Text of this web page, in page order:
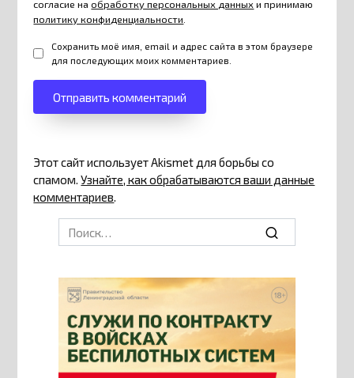
согласие наобработку персональных данных и принимаю
политику конфиденциальности
Сохранить моё имя, email и адрес сайта в этом браузере
для последующих моих комментариев.
Этот сайт использует Akismet для борьбы со
спамом.Узнайте, как обрабатываются ваши данные
комментариев.
Search
for: